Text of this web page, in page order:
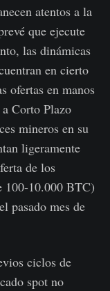
atentos a la
que ejecute
las dinámicas
en cierto
ofertas en manos
Corto Plazo
mineros en su
ligeramente
de los
100-10.000 BTC)
pasado mes de
ciclos de
spot no